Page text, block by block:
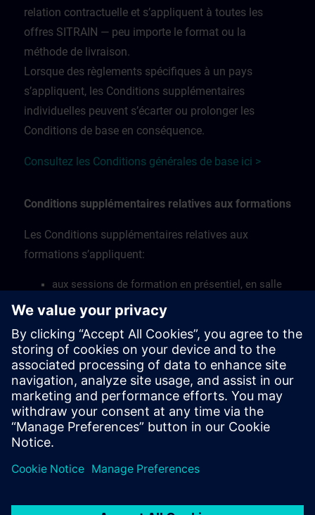
relation contractuelle et s’appliquent à toutes les
offres SITRAIN — peu importe le format ou la
méthode de livraison.
Lorsque des règlements spécifiques à un pays
s’appliquent, les Conditions supplémentaires
individuelles peuvent s’écarter ou prolonger les
Conditions de base en conséquence.
Consultez les Conditions générales de base ici >
Conditions supplémentaires relatives aux formations
Les Conditions supplémentaires relatives aux
formations s’appliquent:
aux sessions de formation en présentiel, en salle
de cours et sur site
aux sessions de formation en ligne en direct via un
accès à distance
aux ateliers de formation.
Consultez les Conditions supplémentaires relatives à
la formation ici >